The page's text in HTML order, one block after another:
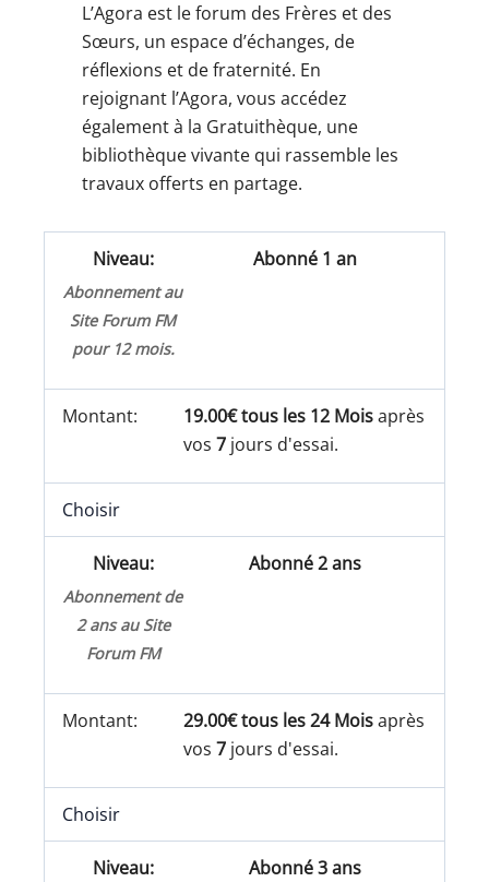
L’Agora est le forum des Frères et des
Sœurs, un espace d’échanges, de
réflexions et de fraternité. En
rejoignant l’Agora, vous accédez
également à la Gratuithèque, une
bibliothèque vivante qui rassemble les
travaux offerts en partage.
Abonné 1 an
Abonnement au
Site Forum FM
pour 12 mois.
19.00€ tous les 12 Moisaprès
vos7 jours d'essai.
Choisir
Abonné 2 ans
Abonnement de
2 ans au Site
Forum FM
29.00€ tous les 24 Moisaprès
vos7 jours d'essai.
Choisir
Abonné 3 ans